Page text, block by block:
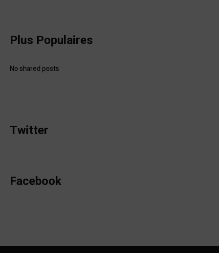
Plus Populaires
No shared posts
Twitter
Facebook